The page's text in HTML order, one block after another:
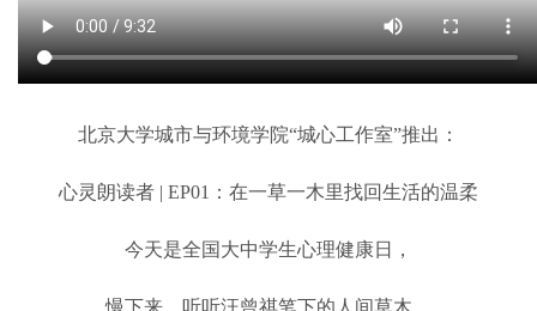
北京大学城市与环境学院“城心工作室”推出：
心灵朗读者 | EP01：在一草一木里找回生活的温柔
今天是全国大中学生心理健康日，
慢下来，听听汪曾祺笔下的人间草木。